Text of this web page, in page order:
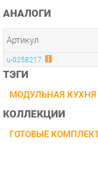
Артикул
u-0258217
ТЭГИ
МОДУЛЬНАЯ КУХНЯ
КОЛЛЕКЦИИ
ГОТОВЫЕ
ОПИСАНИЕ